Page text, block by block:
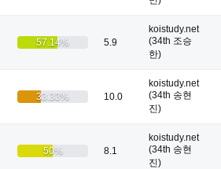
57.14% 5.9
koistudy.net
(34th 조승
한)
33.33% 10.0
koistudy.net
(34th 송현
진)
50% 8.1
koistudy.net
(34th 송현
진)